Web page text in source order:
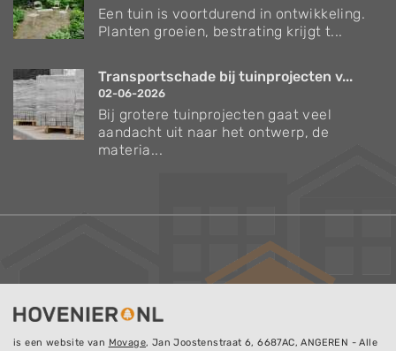
Een tuin is voortdurend in ontwikkeling.
Planten groeien, bestrating krijgt t...
Transportschade bij tuinprojecten v...
02-06-2026
Bij grotere tuinprojecten gaat veel
aandacht uit naar het ontwerp, de
materia...
is een website van Movage, Jan Joostenstraat 6, 6687AC, ANGEREN - Alle